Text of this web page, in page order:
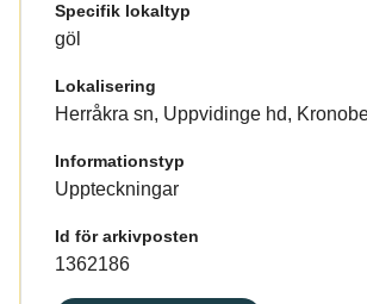
Specifik lokaltyp
göl
Lokalisering
Herråkra sn, Uppvidinge hd,
Informationstyp
Uppteckningar
Id för arkivposten
1362186